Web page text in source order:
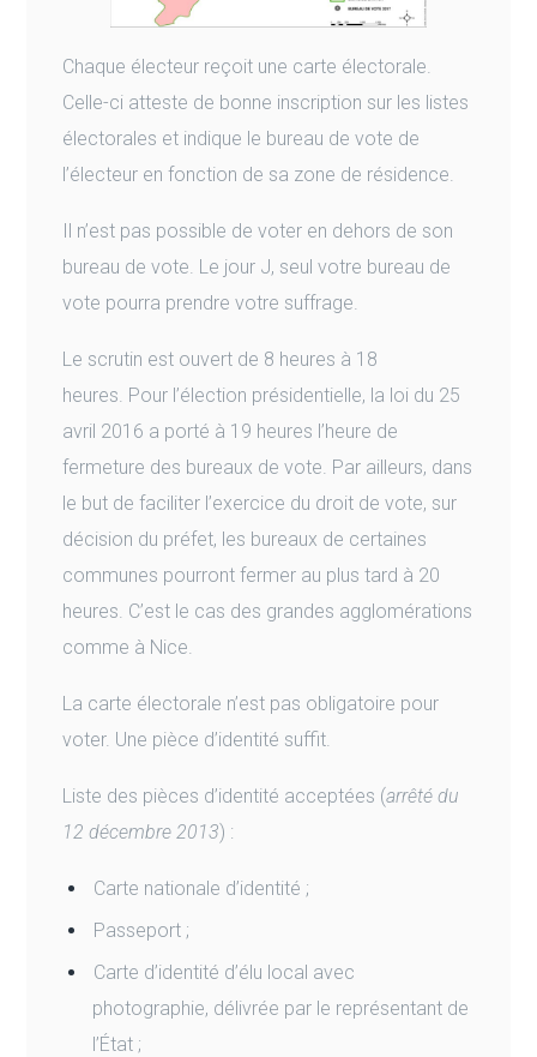
Chaque électeur reçoit une carte électorale.
Celle-ci atteste de bonne inscription sur les listes
électorales et indique le bureau de vote de
l’électeur en fonction de sa zone de résidence.
Il n’est pas possible de voter en dehors de son
bureau de vote. Le jour J, seul votre bureau de
vote pourra prendre votre suffrage.
Le scrutin est ouvert de 8 heures à 18
heures. Pour l’élection présidentielle, la loi du 25
avril 2016 a porté à 19 heures l’heure de
fermeture des bureaux de vote. Par ailleurs, dans
le but de faciliter l’exercice du droit de vote, sur
décision du préfet, les bureaux de certaines
communes pourront fermer au plus tard à 20
heures. C’est le cas des grandes agglomérations
comme à Nice.
La carte électorale n’est pas obligatoire pour
voter. Une pièce d’identité suffit.
Liste des pièces d’identité acceptées (arrêté du
12 décembre 2013) :
Carte nationale d’identité ;
Passeport ;
Carte d’identité d’élu local avec
photographie, délivrée par le représentant de
l’État ;